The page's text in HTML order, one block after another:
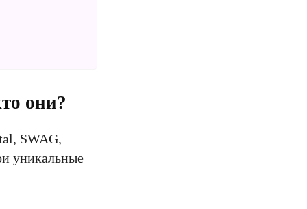
они?
SWAG,
уникальные